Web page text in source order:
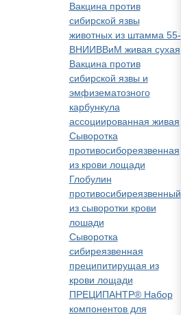
Вакцина против
сибирской язвы
животных из штамма 55-
ВНИИВВиМ живая сухая
Вакцина против
сибирской язвы и
эмфизематозного
карбункула
ассоциированная живая
Сыворотка
противосибореязвенная
из крови лощади
Глобулин
противосибиреязвенный
из сыворотки крови
лошади
Сыворотка
сибиреязвенная
преципитирущая из
крови лощади
ПРЕЦИПАНТР® Набор
компонентов для